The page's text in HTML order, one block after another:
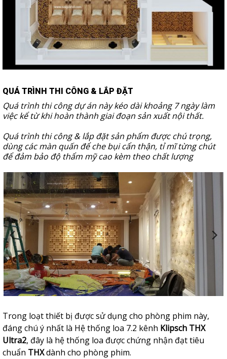
QUÁ TRÌNH THI CÔNG & LẮP ĐẶT
Quá trình thi công dự án này kéo dài khoảng 7 ngày làm
việc kể từ khi hoàn thành giai đoạn sản xuất nội thất.
Quá trình thi công & lắp đặt sản phẩm được chú trọng,
dùng các màn quấn để che bụi cẩn thận, tỉ mĩ từng chút
để đảm bảo độ thẩm mỹ cao kèm theo chất lượng
Trong loạt thiết bị được sử dụng cho phòng phim này,
đáng chú ý nhất là Hệ thống loa 7.2 kênh Klipsch THX
Ultra2, đây là hệ thống loa được chứng nhận đạt tiêu
chuẩn THXdành cho phòng phim.